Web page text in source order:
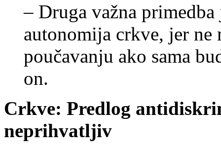
– Druga važna
autonomija crkve, jer ne
poučavanju ako sama
on.
Crkve: Predlog
neprihvatljiv